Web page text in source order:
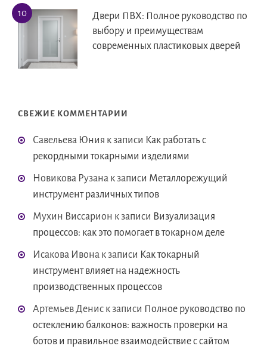
Двери ПВХ: Полное руководство по
выбору и преимуществам
современных пластиковых дверей
СВЕЖИЕ КОММЕНТАРИИ
Савельева Юния к записи Как работать с
рекордными токарными изделиями
Новикова Рузана к записи Металлорежущий
инструмент различных типов
Мухин Виссарион к записи Визуализация
процессов: как это помогает в токарном деле
Исакова Ивона к записи Как токарный
инструмент влияет на надежность
производственных процессов
Артемьев Денис к записи Полное руководство по
остеклению балконов: важность проверки на
ботов и правильное взаимодействие с сайтом